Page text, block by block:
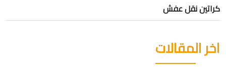
كراتين نقل عفش
اخر المقالات